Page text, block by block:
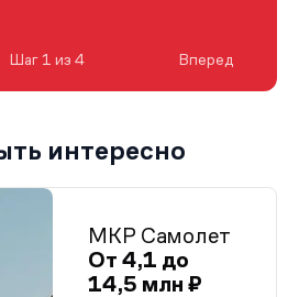
Шаг 1 из 4 Вперед
интересно
МКР Самолет
От 4,1 до
14,5 млн ₽